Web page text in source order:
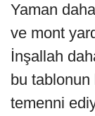
Yaman
ve mont
İnşallah
bu tablonun
temenni